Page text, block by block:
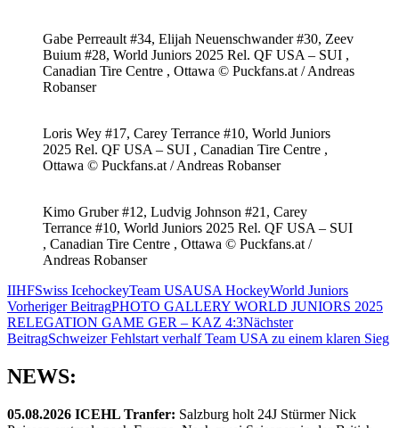
Gabe Perreault #34, Elijah Neuenschwander #30, Zeev
Buium #28, World Juniors 2025 Rel. QF USA – SUI ,
Canadian Tire Centre , Ottawa © Puckfans.at / Andreas
Robanser
Loris Wey #17, Carey Terrance #10, World Juniors
2025 Rel. QF USA – SUI , Canadian Tire Centre ,
Ottawa © Puckfans.at / Andreas Robanser
Kimo Gruber #12, Ludvig Johnson #21, Carey
Terrance #10, World Juniors 2025 Rel. QF USA – SUI
, Canadian Tire Centre , Ottawa © Puckfans.at /
Andreas Robanser
IIHFSwiss IcehockeyTeam USAUSA HockeyWorld Juniors
Beitragsnavigation
Vorheriger BeitragPHOTO GALLERY WORLD JUNIORS 2025
RELEGATION GAME GER – KAZ 4:3Nächster
BeitragSchweizer Fehlstart verhalf Team USA zu einem klaren Sieg
NEWS:
05.08.2026 ICEHL Tranfer: Salzburg holt 24J Stürmer Nick